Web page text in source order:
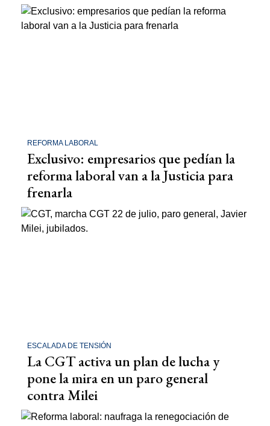
REFORMA LABORAL
Exclusivo: empresarios que pedían la
reforma laboral van a la Justicia para
frenarla
ESCALADA DE TENSIÓN
La CGT activa un plan de lucha y
pone la mira en un paro general
contra Milei